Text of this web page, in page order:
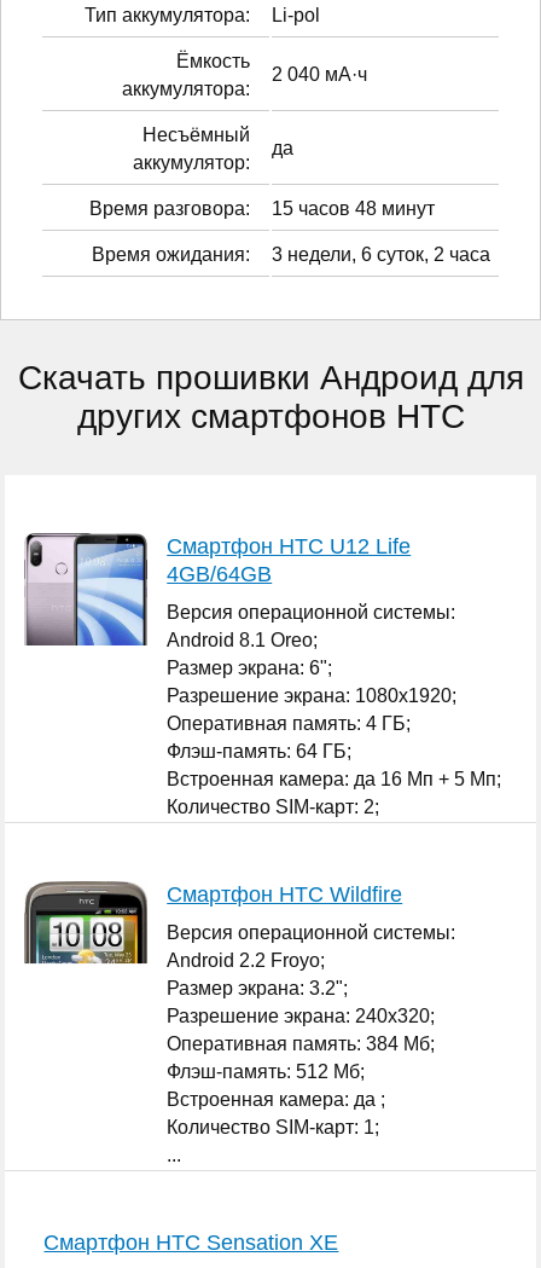
Тип аккумулятора: Li-pol
Ёмкость
аккумулятора:
2 040 мА·ч
Несъёмный
аккумулятор:
да
Время разговора: 15 часов 48 минут
Время ожидания: 3 недели, 6 суток, 2 часа
Скачать прошивки Андроид для
других смартфонов HTC
Смартфон HTC U12 Life
4GB/64GB
Версия операционной системы:
Android 8.1 Oreo;
Размер экрана: 6";
Разрешение экрана: 1080x1920;
Оперативная память: 4 ГБ;
Флэш-память: 64 ГБ;
Встроенная камера: да 16 Мп + 5 Мп;
Количество SIM-карт: 2;
Смартфон HTC Wildfire
Версия операционной системы:
Android 2.2 Froyo;
Размер экрана: 3.2";
Разрешение экрана: 240x320;
Оперативная память: 384 Мб;
Флэш-память: 512 Мб;
Встроенная камера: да ;
Количество SIM-карт: 1;
...
Смартфон HTC Sensation XE